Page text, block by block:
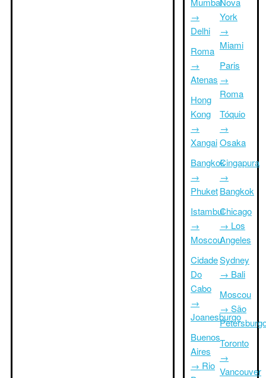
→
Delhi
Roma
→
Atenas
Hong
Kong
→
Xangai
Bangkok
→
Phuket
Istambul
→
Moscou
Cidade
Do
Cabo
→
Joanesburgo
Buenos
Aires
→ Rio
York
→
Miami
Paris
→
Roma
Tóquio
→
Osaka
Cingapura
→
Bangkok
Chicago
→ Los
Angeles
Sydney
→ Bali
Moscou
→ São
Toronto
→
Vancouver